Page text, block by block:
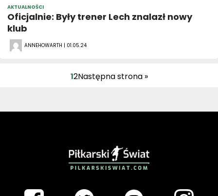
AKTUALNOŚCI
Oficjalnie: Były trener Lech znalazł nowy
klub
ANNEHOWARTH | 01.05.24
12Następna strona »